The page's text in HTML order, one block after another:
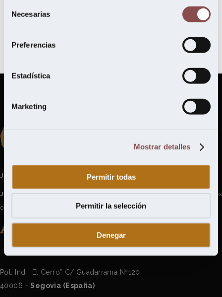
Necesarias
Preferencias
Estadística
Marketing
Mostrar detalles
Permitir todas
Permitir la selección
Denegar
Jesús del Ser y Cía, S.A.
Jesús del Ser
, artesanos y fabricantes madereros con más de 45
objetivo de seguir en la vanguardia del sector.
CONTACTO
Pol. Ind. “El Cerro” C/ Guadarrama Nº120
40006 -Segovia (España)